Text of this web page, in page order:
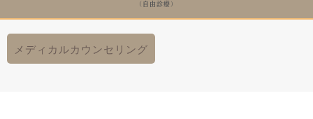
(自由診療)
メディカルカウンセリング